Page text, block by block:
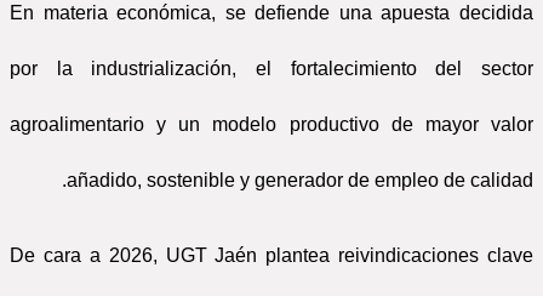
En materia económica, se defiende una apuesta decidida
por la industrialización, el fortalecimiento del sector
agroalimentario y un modelo productivo de mayor valor
añadido, sostenible y generador de empleo de calidad.
De cara a 2026, UGT Jaén plantea reivindicaciones clave